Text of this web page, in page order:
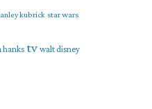
kubrick star wars
hanks tv walt disney